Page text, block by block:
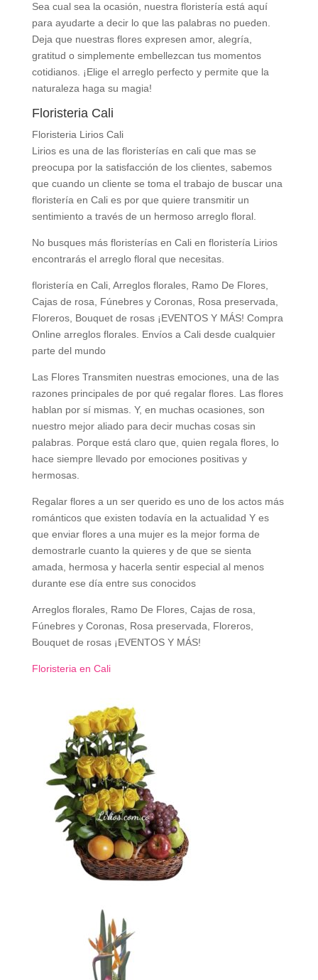
Sea cual sea la ocasión, nuestra floristería está aquí
para ayudarte a decir lo que las palabras no pueden.
Deja que nuestras flores expresen amor, alegría,
gratitud o simplemente embellezcan tus momentos
cotidianos. ¡Elige el arreglo perfecto y permite que la
naturaleza haga su magia!
Floristeria Cali
Floristeria Lirios Cali
Lirios es una de las floristerías en cali que mas se
preocupa por la satisfacción de los clientes, sabemos
que cuando un cliente se toma el trabajo de buscar una
floristería en Cali es por que quiere transmitir un
sentimiento a través de un hermoso arreglo floral.
No busques más floristerías en Cali en floristería Lirios
encontrarás el arreglo floral que necesitas.
floristería en Cali, Arreglos florales, Ramo De Flores,
Cajas de rosa, Fúnebres y Coronas, Rosa preservada,
Floreros, Bouquet de rosas ¡EVENTOS Y MÁS! Compra
Online arreglos florales. Envíos a Cali desde cualquier
parte del mundo
Las Flores Transmiten nuestras emociones, una de las
razones principales de por qué regalar flores. Las flores
hablan por sí mismas. Y, en muchas ocasiones, son
nuestro mejor aliado para decir muchas cosas sin
palabras. Porque está claro que, quien regala flores, lo
hace siempre llevado por emociones positivas y
hermosas.
Regalar flores a un ser querido es uno de los actos más
románticos que existen todavía en la actualidad Y es
que enviar flores a una mujer es la mejor forma de
demostrarle cuanto la quieres y de que se sienta
amada, hermosa y hacerla sentir especial al menos
durante ese día entre sus conocidos
Arreglos florales, Ramo De Flores, Cajas de rosa,
Fúnebres y Coronas, Rosa preservada, Floreros,
Bouquet de rosas ¡EVENTOS Y MÁS!
Floristeria en Cali